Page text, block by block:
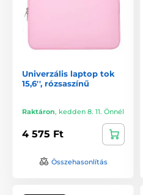
Univerzális laptop tok
15,6'', rózsaszínű
Raktáron, kedden 8. 11. Önnél
4 575 Ft
Összehasonlítás